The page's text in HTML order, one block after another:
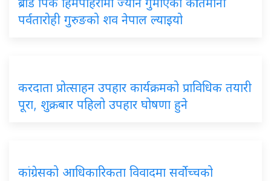
पर्वतारोही गुरुङको शव नेपाल ल्याइयो
करदाता प्रोत्साहन उपहार कार्यक्रमको प्राविधिक तयारी
पूरा, शुक्रबार पहिलो उपहार घोषणा हुने
कांग्रेसको आधिकारिकता विवादमा सर्वोच्चको